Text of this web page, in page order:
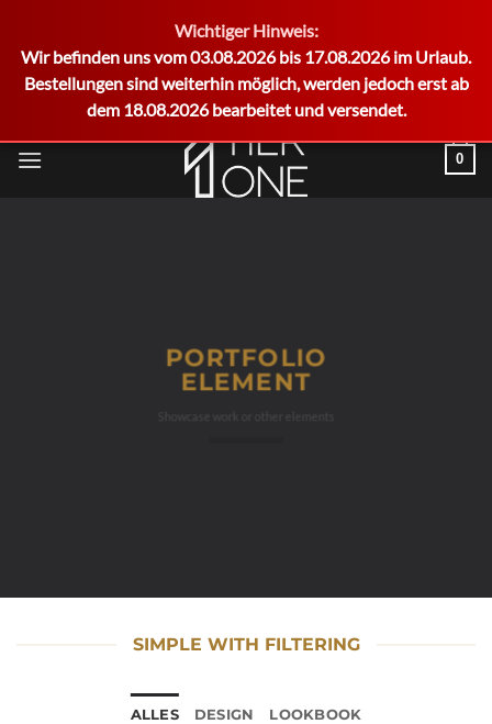
Wichtiger Hinweis:
Wir befinden uns vom 03.08.2026 bis 17.08.2026 im Urlaub.
Bestellungen sind weiterhin möglich, werden jedoch erst ab
dem 18.08.2026 bearbeitet und versendet.
Inhalt
0
PORTFOLIO
ELEMENT
Showcase work or other elements
SIMPLE WITH FILTERING
ALLES DESIGN LOOKBOOK